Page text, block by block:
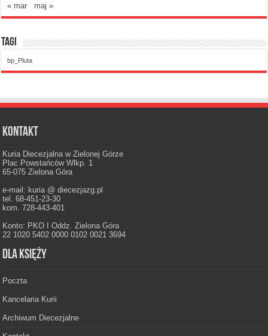
« mar
maj »
Tagi
bp_Pluta
Kontakt
Kuria Diecezjalna w Zielonej Górze
Plac Powstańców Wlkp. 1
65-075 Zielona Góra
e-mail: kuria @ diecezjazg.pl
tel. 68-451-23-30
kom. 728-443-401
Konto: PKO I Oddz. Zielona Góra
22 1020 5402 0000 0102 0021 3694
Dla księży
Poczta
Kancelaria Kurii
Archiwum Diecezjalne